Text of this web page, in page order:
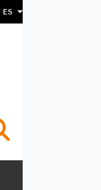
ES Lista adicional de